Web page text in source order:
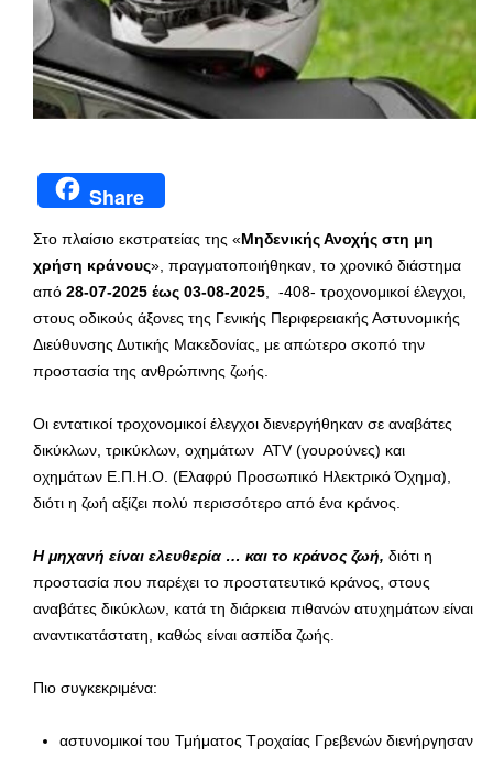
Share
Στο πλαίσιο εκστρατείας της «Μηδενικής Ανοχής στη μη
χρήση κράνους», πραγματοποιήθηκαν, το χρονικό διάστημα
από 28-07-2025 έως 03-08-2025, -408- τροχονομικοί έλεγχοι,
στους οδικούς άξονες της Γενικής Περιφερειακής Αστυνομικής
Διεύθυνσης Δυτικής Μακεδονίας, με απώτερο σκοπό την
προστασία της ανθρώπινης ζωής.
Οι εντατικοί τροχονομικοί έλεγχοι διενεργήθηκαν σε αναβάτες
δικύκλων, τρικύκλων, οχημάτων ATV (γουρούνες) και
οχημάτων Ε.Π.Η.Ο. (Ελαφρύ Προσωπικό Ηλεκτρικό Όχημα),
διότι η ζωή αξίζει πολύ περισσότερο από ένα κράνος.
Η μηχανή είναι ελευθερία … και το κράνος ζωή, διότι η
προστασία που παρέχει το προστατευτικό κράνος, στους
αναβάτες δικύκλων, κατά τη διάρκεια πιθανών ατυχημάτων είναι
αναντικατάστατη, καθώς είναι ασπίδα ζωής.
Πιο συγκεκριμένα:
αστυνομικοί του Τμήματος Τροχαίας Γρεβενών διενήργησαν